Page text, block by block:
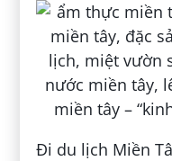
Đi du lịch Miền